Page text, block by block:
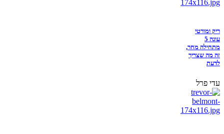
ריק ומורטי
עונה 5
מתחילה מחר,
זה מה שצריך
לדעת
עדי פרל